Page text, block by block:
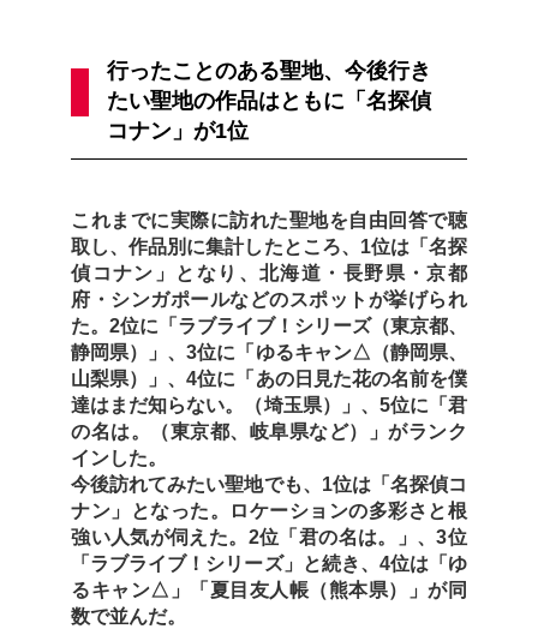
行ったことのある聖地、今後行き
たい聖地の作品はともに「名探偵
コナン」が1位
これまでに実際に訪れた聖地を自由回答で聴
取し、作品別に集計したところ、1位は「名探
偵コナン」となり、北海道・長野県・京都
府・シンガポールなどのスポットが挙げられ
た。2位に「ラブライブ！シリーズ（東京都、
静岡県）」、3位に「ゆるキャン△（静岡県、
山梨県）」、4位に「あの日見た花の名前を僕
達はまだ知らない。（埼玉県）」、5位に「君
の名は。（東京都、岐阜県など）」がランク
インした。
今後訪れてみたい聖地でも、1位は「名探偵コ
ナン」となった。ロケーションの多彩さと根
強い人気が伺えた。2位「君の名は。」、3位
「ラブライブ！シリーズ」と続き、4位は「ゆ
るキャン△」「夏目友人帳（熊本県）」が同
数で並んだ。